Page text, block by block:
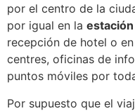
por el centro de la
por igual en la estación
recepción de hotel o
centres, oficinas de
puntos móviles por
Por supuesto que el